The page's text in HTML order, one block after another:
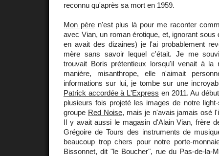
reconnu qu'après sa mort en 1959.
Mon pèren'est plus là pour me raconter
avec Vian, un roman érotique, et, ignorant sous
en avait des dizaines) je l'ai probablement
mère sans savoir lequel c'était. Je me
trouvait Boris prétentieux lorsqu'il venait à la
manière, misanthrope, elle n'aimait
informations sur lui, je tombe sur une
Patrick accordée à L'Express en 2011. Au
plusieurs fois projeté les images de notre
groupe Red Noise, mais je n'avais jamais osé
Il y avait aussi le magasin d'Alain Vian, frère
Grégoire de Tours des instruments de
beaucoup trop chers pour notre porte-
Bissonnet, dit "le Boucher", rue du Pas-de-la-